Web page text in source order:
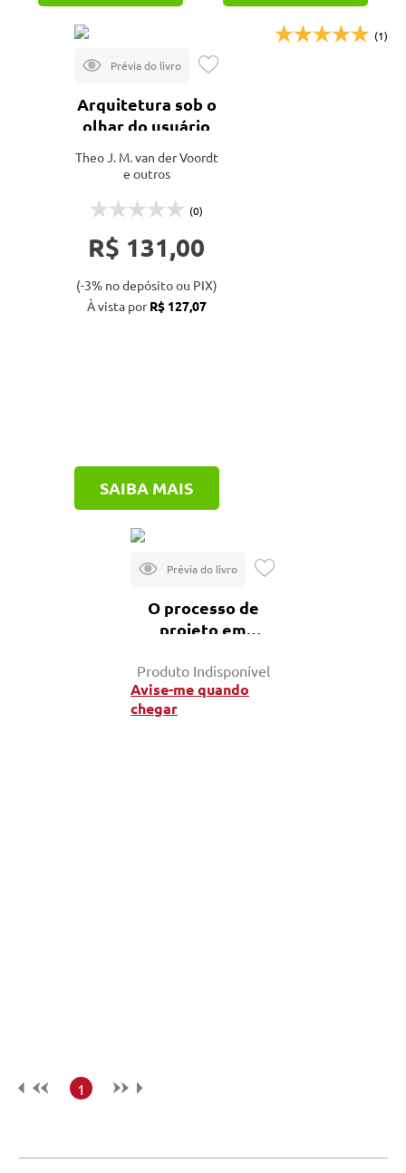
Arquitetura sob o
olhar do usuário
Theo J. M. van der Voordt
e outros
(0)
R$ 131,00
(-3% no depósito ou PIX)
À vista porR$ 127,07
SAIBA MAIS
(1)
O processo de
projeto em
Produto Indisponível
Avise-me quando
chegar
1